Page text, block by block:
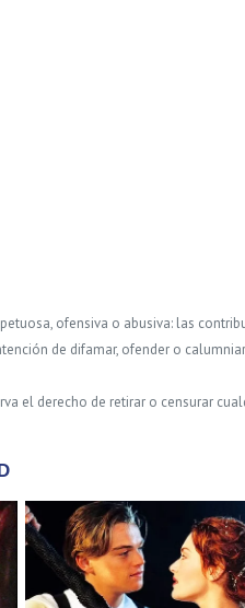
ofensiva o abusiva: las
de difamar, ofender o
el derecho de retirar o censurar